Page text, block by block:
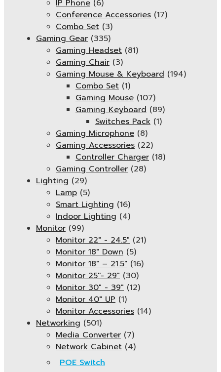
IP Phone (6)
Conference Accessories (17)
Combo Set (3)
Gaming Gear (335)
Gaming Headset (81)
Gaming Chair (3)
Gaming Mouse & Keyboard (194)
Combo Set (1)
Gaming Mouse (107)
Gaming Keyboard (89)
Switches Pack (1)
Gaming Microphone (8)
Gaming Accessories (22)
Controller Charger (18)
Gaming Controller (28)
Lighting (29)
Lamp (5)
Smart Lighting (16)
Indoor Lighting (4)
Monitor (99)
Monitor 22" - 24.5" (21)
Monitor 18" Down (5)
Monitor 18″ – 21.5″ (16)
Monitor 25''- 29" (30)
Monitor 30" - 39" (12)
Monitor 40" UP (1)
Monitor Accessories (14)
Networking (501)
Media Converter (7)
Network Cabinet (4)
POE Switch